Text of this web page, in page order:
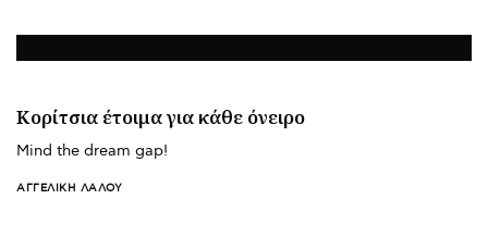
Κορίτσια έτοιμα για κάθε όνειρο
Mind the dream gap!
ΑΓΓΕΛΙΚΉ ΛΆΛΟΥ